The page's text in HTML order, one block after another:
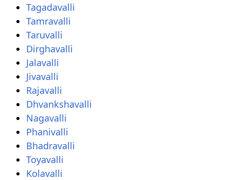
Tagadavalli
Tamravalli
Taruvalli
Dirghavalli
Jalavalli
Jivavalli
Rajavalli
Dhvankshavalli
Nagavalli
Phanivalli
Bhadravalli
Toyavalli
Kolavalli